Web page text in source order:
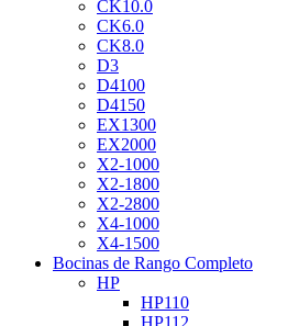
CK10.0
CK6.0
CK8.0
D3
D4100
D4150
EX1300
EX2000
X2-1000
X2-1800
X2-2800
X4-1000
X4-1500
Bocinas de Rango Completo
HP
HP110
HP112